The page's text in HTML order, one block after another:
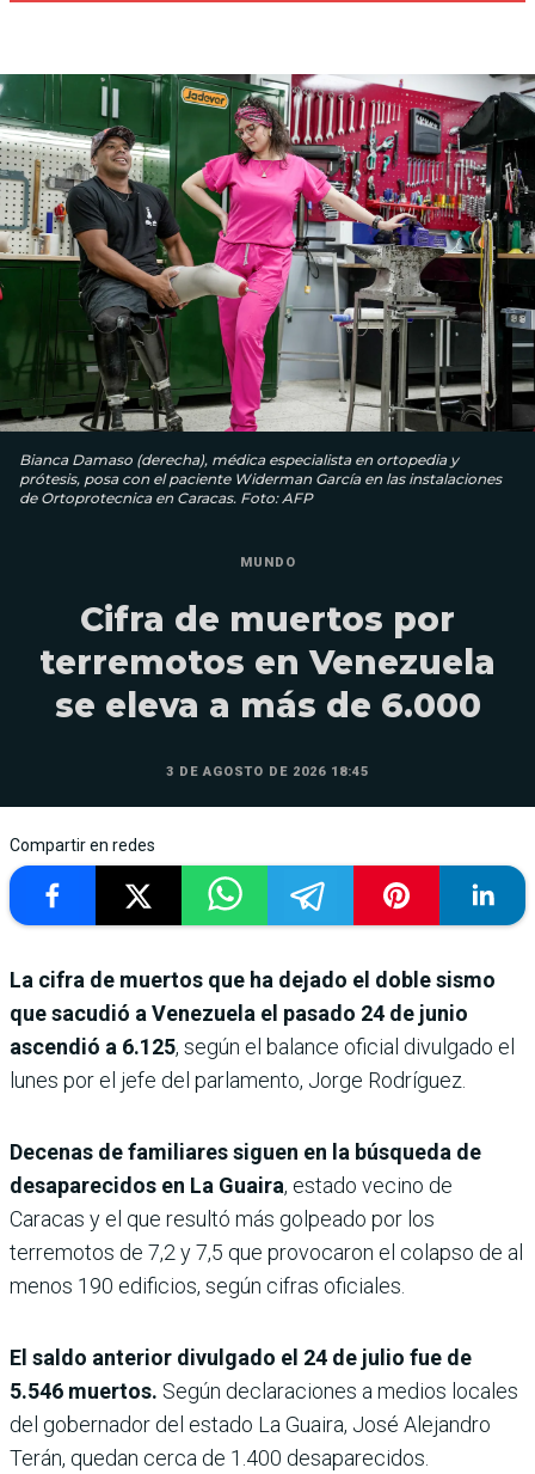
Bianca Damaso (derecha), médica especialista en ortopedia y
prótesis, posa con el paciente Widerman García en las instalaciones
de Ortoprotecnica en Caracas. Foto: AFP
MUNDO
Cifra de muertos por
terremotos en Venezuela
se eleva a más de 6.000
3 DE AGOSTO DE 2026 18:45
Compartir en redes
La cifra de muertos que ha dejado el doble sismo
que sacudió a Venezuela el pasado 24 de junio
ascendió a 6.125, según el balance oficial divulgado el
lunes por el jefe del parlamento, Jorge Rodríguez.
Decenas de familiares siguen en la búsqueda de
desaparecidos en La Guaira, estado vecino de
Caracas y el que resultó más golpeado por los
terremotos de 7,2 y 7,5 que provocaron el colapso de al
menos 190 edificios, según cifras oficiales.
El saldo anterior divulgado el 24 de julio fue de
5.546 muertos. Según declaraciones a medios locales
del gobernador del estado La Guaira, José Alejandro
Terán, quedan cerca de 1.400 desaparecidos.